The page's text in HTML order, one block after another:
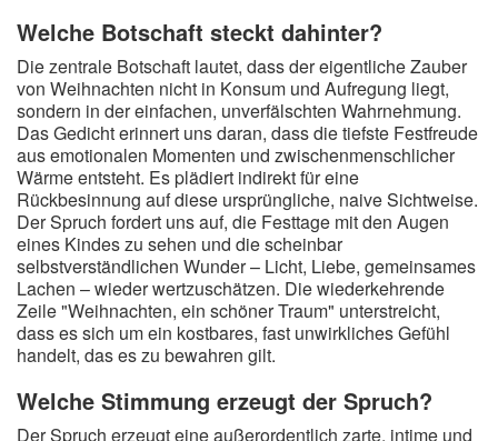
Welche Botschaft steckt dahinter?
Die zentrale Botschaft lautet, dass der eigentliche Zauber
von Weihnachten nicht in Konsum und Aufregung liegt,
sondern in der einfachen, unverfälschten Wahrnehmung.
Das Gedicht erinnert uns daran, dass die tiefste Festfreude
aus emotionalen Momenten und zwischenmenschlicher
Wärme entsteht. Es plädiert indirekt für eine
Rückbesinnung auf diese ursprüngliche, naive Sichtweise.
Der Spruch fordert uns auf, die Festtage mit den Augen
eines Kindes zu sehen und die scheinbar
selbstverständlichen Wunder – Licht, Liebe, gemeinsames
Lachen – wieder wertzuschätzen. Die wiederkehrende
Zeile "Weihnachten, ein schöner Traum" unterstreicht,
dass es sich um ein kostbares, fast unwirkliches Gefühl
handelt, das es zu bewahren gilt.
Welche Stimmung erzeugt der Spruch?
Der Spruch erzeugt eine außerordentlich zarte, intime und